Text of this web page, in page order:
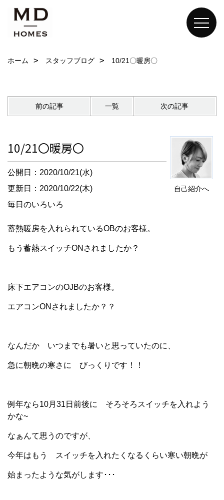
ホーム スタッフブログ 10/21〇暖房〇
前の記事 一覧 次の記事
自己紹介へ
10/21〇暖房〇
公開日：2020/10/21(水)
更新日：2020/10/22(木)
毎日のいろいろ
蓄熱暖房を入れられているOBのお客様。
もう蓄熱スイッチONされましたか？
床下エアコンのOJBのお客様。
エアコンONされましたか？？
なんだか いつまでも暑いと思っていたのに、
急に朝晩の寒さに びっくりです！！
例年なら10月31日前後に そろそろスイッチを入れよう
かな~
なぁんて思うのですが、
今年はもう スイッチを入れたくなるくらい寒い朝晩が
始まったような気がします･･･